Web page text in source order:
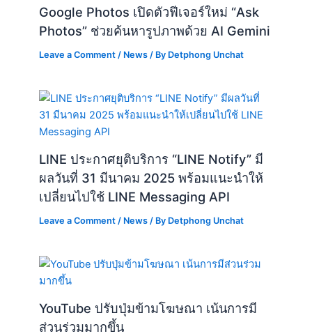
Google Photos เปิดตัวฟีเจอร์ใหม่ “Ask
Photos” ช่วยค้นหารูปภาพด้วย AI Gemini
Leave a Comment / News / By Detphong Unchat
LINE ประกาศยุติบริการ “LINE Notify” มี
ผลวันที่ 31 มีนาคม 2025 พร้อมแนะนำให้
เปลี่ยนไปใช้ LINE Messaging API
Leave a Comment / News / By Detphong Unchat
YouTube ปรับปุ่มข้ามโฆษณา เน้นการมี
ส่วนร่วมมากขึ้น